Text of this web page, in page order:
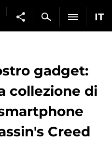
IT
gadget:
collezione di
Creed